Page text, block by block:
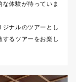
体験が待っていま
ナルのツアーとし
るツアーをお楽し